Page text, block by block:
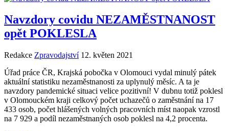
Navzdory covidu NEZAMĚSTNANOST
opět POKLESLA
Redakce Zpravodajství 12. květen 2021
Úřad práce ČR, Krajská pobočka v Olomouci vydal minulý pátek
aktuální statistiku nezaměstnanosti za uplynulý měsíc. A ta je
navzdory pandemické situaci velice pozitivní! V dubnu totiž poklesl
v Olomouckém kraji celkový počet uchazečů o zaměstnání na 17
433 osob, počet hlášených volných pracovních míst naopak vzrostl
na 7 929 a podíl nezaměstnaných osob poklesl na 4,2 procenta.